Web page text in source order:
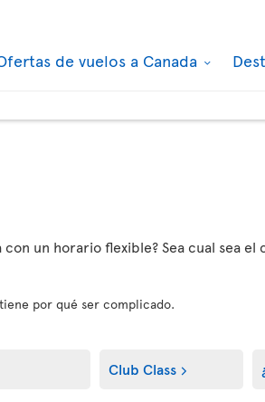
de vuelos a Canada
un horario flexible? Sea cual sea el
por qué ser complicado.
Club Class